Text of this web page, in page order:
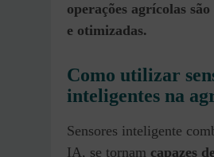
operações agrícolas
e otimizadas.
Como utilizar
inteligentes na
Sensores inteligente
IA, se tornam capazes